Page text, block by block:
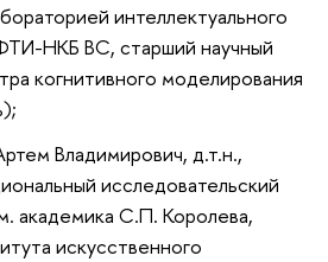
интеллектуального
НКБ ВС, старший научный
когнитивного моделирования
Владимирович, д.т.н.,
исследовательский
академика С.П. Королева,
искусственного